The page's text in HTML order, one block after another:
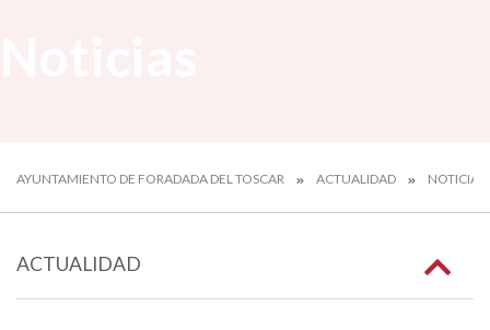
AYUNTAMIENTO DE FORADADA DEL TOSCAR ACTUALIDAD NOTICIAS
ACTUALIDAD